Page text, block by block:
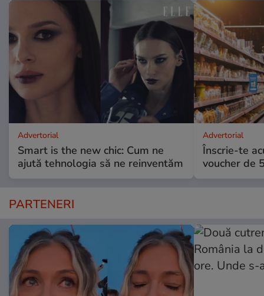
Advertorial
Smart is the new chic: Cum ne
ajută tehnologia să ne reinventăm
Advertorial
Înscrie-te
voucher de
PARTENERI